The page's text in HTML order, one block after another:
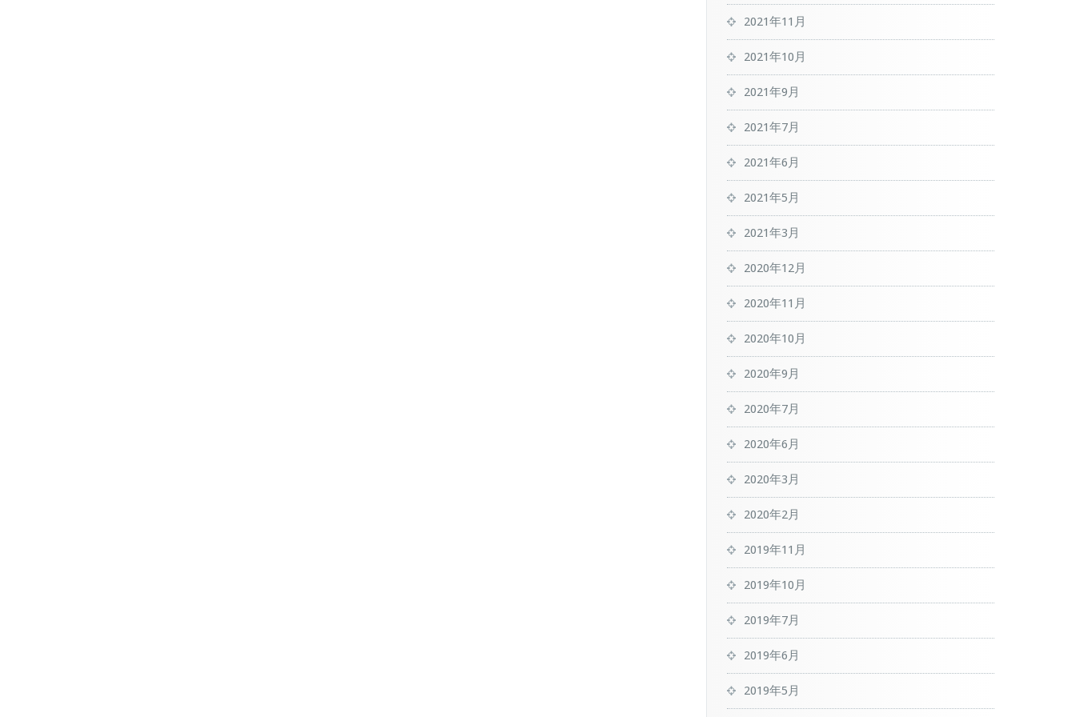
2021年11月
2021年10月
2021年9月
2021年7月
2021年6月
2021年5月
2021年3月
2020年12月
2020年11月
2020年10月
2020年9月
2020年7月
2020年6月
2020年3月
2020年2月
2019年11月
2019年10月
2019年7月
2019年6月
2019年5月